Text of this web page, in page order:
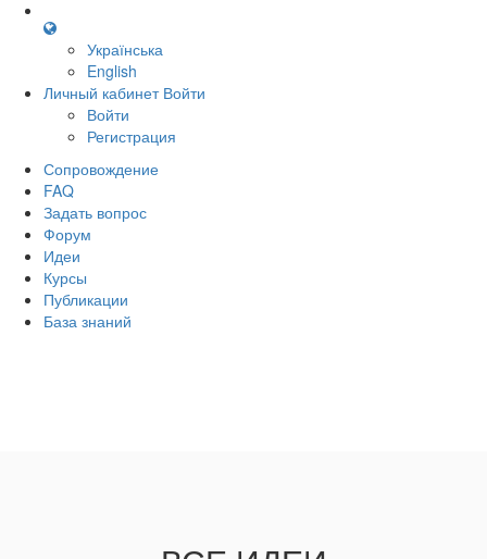
Українська
English
Личный кабинет Войти
Войти
Регистрация
Сопровождение
FAQ
Задать вопрос
Форум
Идеи
Курсы
Публикации
База знаний